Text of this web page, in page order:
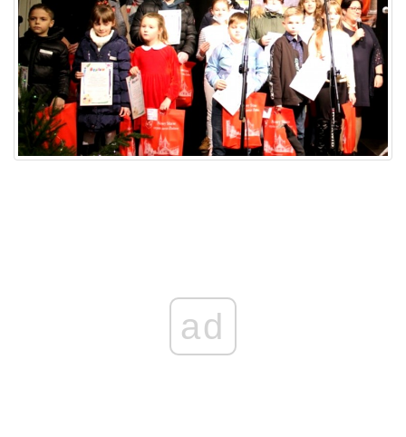
ad